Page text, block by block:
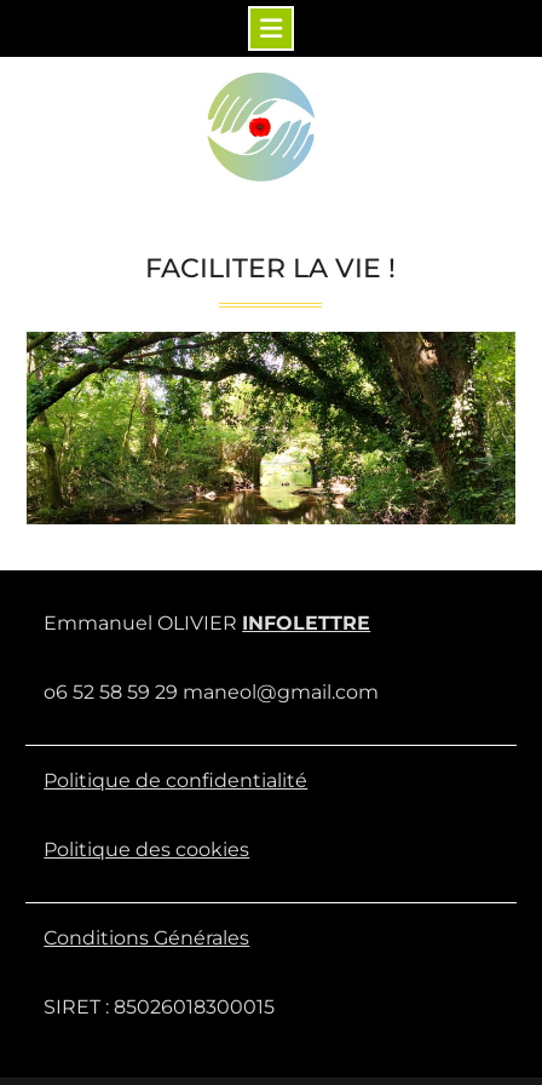
FACILITER LA VIE !
Emmanuel OLIVIER INFOLETTRE
o6 52 58 59 29 maneol@gmail.com
Politique de confidentialité
Politique des cookies
Conditions Générales
SIRET : 85026018300015